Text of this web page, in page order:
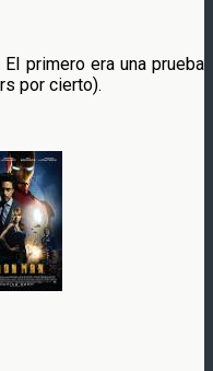
primero era una prueba
por cierto).